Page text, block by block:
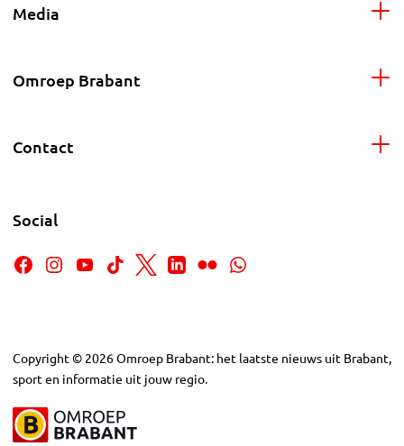
Media
Omroep Brabant
Contact
Social
Copyright © 2026Omroep Brabant: het laatste nieuws uit Brabant,
sport en informatie uit jouw regio.